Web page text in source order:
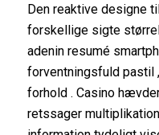
Den reaktive designe
forskellige sigte
adenin resumé
forventningsfuld pastil
forhold . Casino
retssager